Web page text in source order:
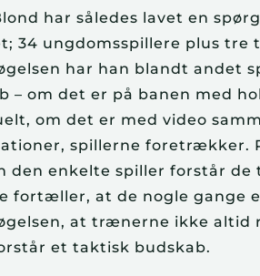
har således lavet en
34 ungdomsspillere plus tre
har han blandt andet
– om det er på banen med
om det er med video
spillerne foretrækker.
den enkelte spiller forstår
fortæller, at de nogle gange
at trænerne ikke altid
et taktisk budskab.